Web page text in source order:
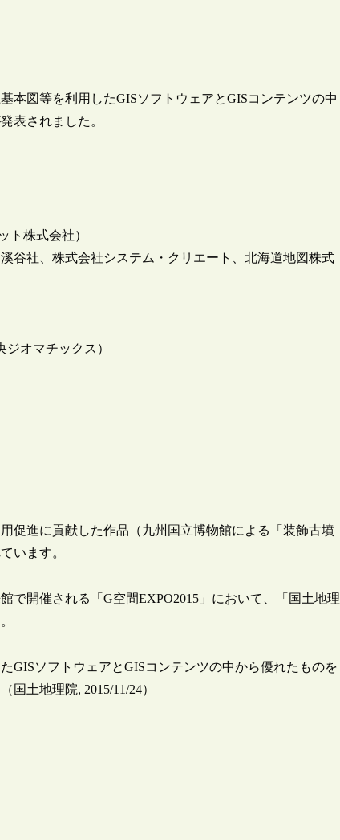
本図等を利用したGISソフトウェアとGISコンテンツの中
表されました。
株式会社）
谷社、株式会社システム・クリエート、北海道地図株式
オマチックス）
促進に貢献した作品（九州国立博物館による「装飾古墳
います。
で開催される「G空間EXPO2015」において、「国土地理
GISソフトウェアとGISコンテンツの中から優れたものを
土地理院, 2015/11/24）